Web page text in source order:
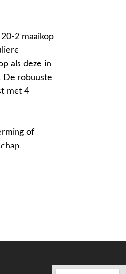
2 maaikop
als deze in
De robuuste
met 4
of